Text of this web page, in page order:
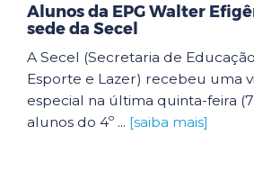
Alunos da EPG Walter
sede da Secel
A Secel (Secretaria de
Esporte e Lazer) recebeu uma
especial na última quinta-feira
alunos do 4º ... [saiba mais]